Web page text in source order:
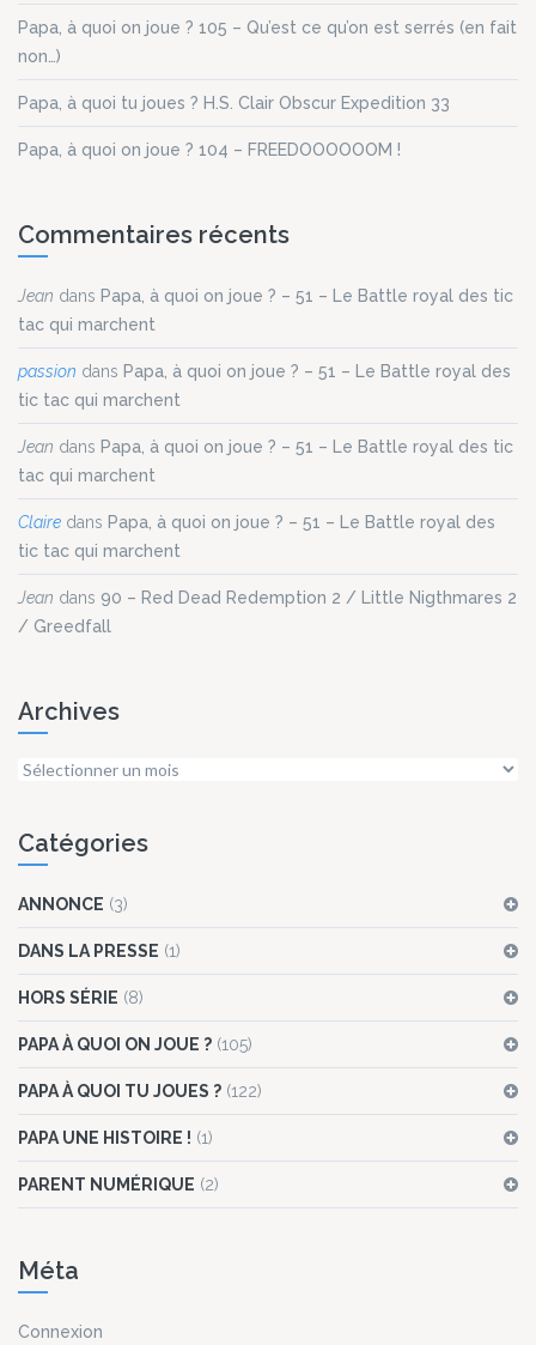
Papa, à quoi on joue ? 105 – Qu’est ce qu’on est serrés (en fait
non…)
Papa, à quoi tu joues ? H.S. Clair Obscur Expedition 33
Papa, à quoi on joue ? 104 – FREEDOOOOOOM !
Commentaires récents
Jean dans Papa, à quoi on joue ? – 51 – Le Battle royal des tic
tac qui marchent
passion dans Papa, à quoi on joue ? – 51 – Le Battle royal des
tic tac qui marchent
Jean dans Papa, à quoi on joue ? – 51 – Le Battle royal des tic
tac qui marchent
Claire dans Papa, à quoi on joue ? – 51 – Le Battle royal des
tic tac qui marchent
Jean dans 90 – Red Dead Redemption 2 / Little Nigthmares 2
/ Greedfall
Archives
Archives
Catégories
ANNONCE (3)
DANS LA PRESSE (1)
HORS SÉRIE (8)
PAPA À QUOI ON JOUE ? (105)
PAPA À QUOI TU JOUES ? (122)
PAPA UNE HISTOIRE ! (1)
PARENT NUMÉRIQUE (2)
Méta
Connexion